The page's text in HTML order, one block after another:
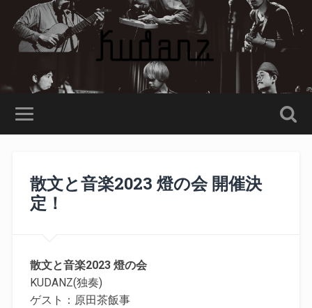
散文と音楽2023 燈の会 開催決
定！
散文と音楽2023 燈の会
KUDANZ(独奏)
ゲスト：原田茶飯事